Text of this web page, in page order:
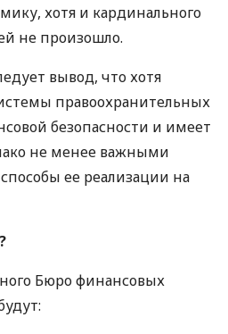
хотя и кардинального
не произошло.
вывод, что хотя
правоохранительных
безопасности и имеет
не менее важными
ее реализации на
Бюро финансовых